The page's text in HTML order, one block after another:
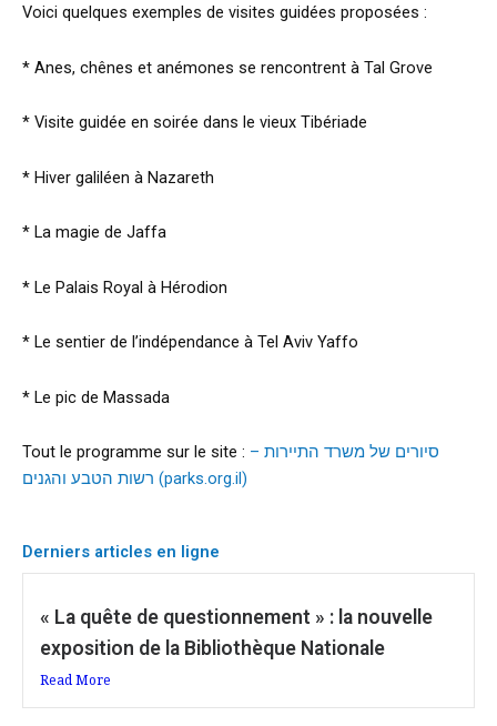
Voici quelques exemples de visites guidées proposées :
* Anes, chênes et anémones se rencontrent à Tal Grove
* Visite guidée en soirée dans le vieux Tibériade
* Hiver galiléen à Nazareth
* La magie de Jaffa
* Le Palais Royal à Hérodion
* Le sentier de l’indépendance à Tel Aviv Yaffo
* Le pic de Massada
Tout le programme sur le site : סיורים של משרד התיירות –
רשות הטבע והגנים (parks.org.il)
Derniers articles en ligne
« La quête de questionnement » : la nouvelle
exposition de la Bibliothèque Nationale
Read More